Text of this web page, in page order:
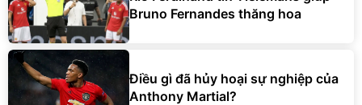
Bruno Fernandes thăng hoa
Điều gì đã hủy hoại sự nghiệp của
Anthony Martial?